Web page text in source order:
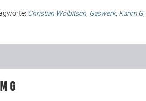
Christian Wölbitsch, Gaswerk, Karim G,
G